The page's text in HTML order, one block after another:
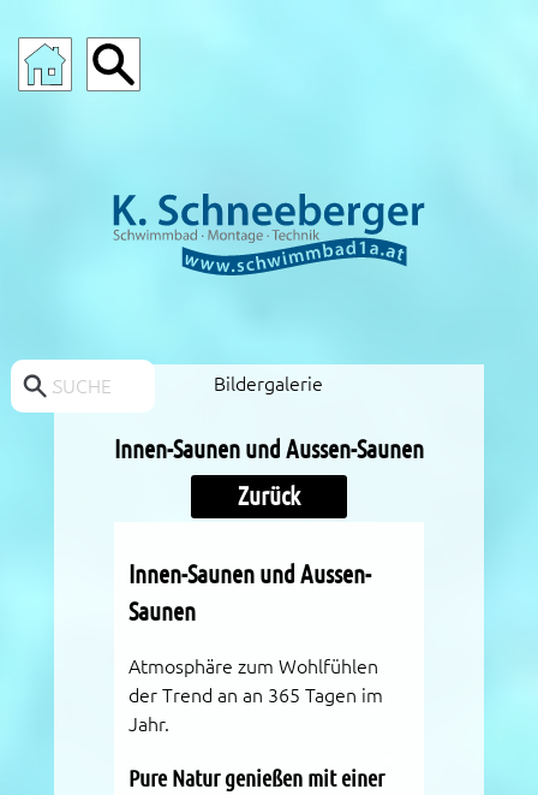
SUCHE Bildergalerie
Innen-Saunen und Aussen-Saunen
Zurück
Innen-Saunen und Aussen-
Saunen
Atmosphäre zum Wohlfühlen
der Trend an an 365 Tagen im
Jahr.
Pure Natur genießen mit einer